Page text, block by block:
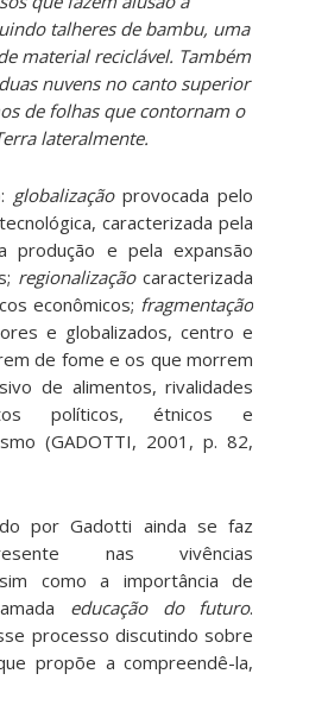
talheres de bambu, uma
material reciclável. Também
nuvens no canto superior
de folhas que contornam o
lateralmente.
globalizaçãoprovocada pelo
caracterizada pela
produção e pela expansão
regionalizaçãocaracterizada
econômicos; fragmentação
e globalizados, centro e
de fome e os que morrem
de alimentos, rivalidades
políticos, étnicos e
(GADOTTI, 2001, p. 82,
por Gadotti ainda se faz
nas vivências
como a importância de
educação do futuro.
processo discutindo sobre
propõe a compreendê-la,